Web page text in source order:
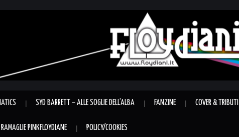
SYD BARRETT – ALLE SOGLIE DELL’ALBA FANZINE COVER & TRIBUTI
RAMAGLIE PINKFLOYDIANE POLICY/COOKIES